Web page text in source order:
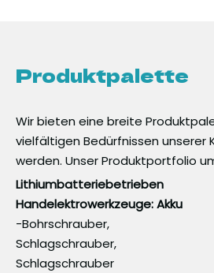
Produktpalette
Wir bieten eine breite
vielfältigen Bedürfnissen unserer
werden. Unser Produktportfolio
Lithiumbatteriebetrieben
Handelektrowerkzeuge: Akku
-Bohrschrauber,
Schlagschrauber,
Schlagschrauber